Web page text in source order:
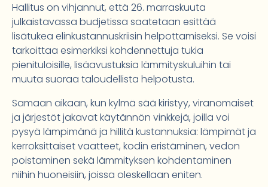
Hallitus on vihjannut, että 26. marraskuuta
julkaistavassa budjetissa saatetaan esittää
lisätukea elinkustannuskriisin helpottamiseksi. Se voisi
tarkoittaa esimerkiksi kohdennettuja tukia
pienituloisille, lisäavustuksia lämmityskuluihin tai
muuta suoraa taloudellista helpotusta.
Samaan aikaan, kun kylmä sää kiristyy, viranomaiset
ja järjestöt jakavat käytännön vinkkejä, joilla voi
pysyä lämpimänä ja hillitä kustannuksia: lämpimät ja
kerroksittaiset vaatteet, kodin eristäminen, vedon
poistaminen sekä lämmityksen kohdentaminen
niihin huoneisiin, joissa oleskellaan eniten.